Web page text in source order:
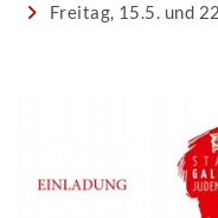
Freitag, 15.5. und